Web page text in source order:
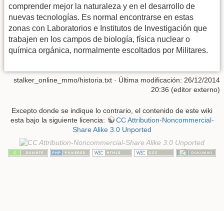
comprender mejor la naturaleza y en el desarrollo de
nuevas tecnologías. Es normal encontrarse en estas
zonas con Laboratorios e Institutos de Investigación que
trabajen en los campos de biología, física nuclear o
química orgánica, normalmente escoltados por Militares.
stalker_online_mmo/historia.txt · Última modificación: 26/12/2014
20:36 (editor externo)
Excepto donde se indique lo contrario, el contenido de este wiki
esta bajo la siguiente licencia:
CC Attribution-Noncommercial-
Share Alike 3.0 Unported